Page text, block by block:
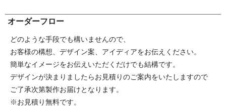
オーダーフロー
どのような手段でも構いませんので、
お客様の構想、デザイン案、アイディアをお伝えください。
簡単なイメージをお伝えいただくだけでも結構です。
デザインが決まりましたらお見積りのご案内をいたしますので
ご了承次第製作お届けとなります。
※お見積り無料です。